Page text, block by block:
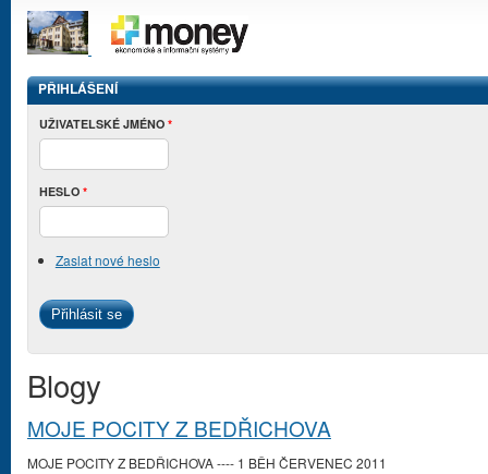
PŘIHLÁŠENÍ
UŽIVATELSKÉ JMÉNO *
HESLO *
Zaslat nové heslo
Blogy
MOJE POCITY Z BEDŘICHOVA
MOJE POCITY Z BEDŘICHOVA ---- 1 BĚH ČERVENEC 2011